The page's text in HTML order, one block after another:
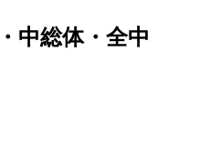
中総体・全中